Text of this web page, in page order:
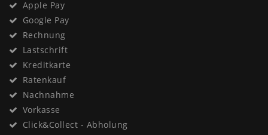
Apple Pay
Google Pay
Rechnung
Lastschrift
Kreditkarte
Ratenkauf
Nachnahme
Vorkasse
Click&Collect - Abholung